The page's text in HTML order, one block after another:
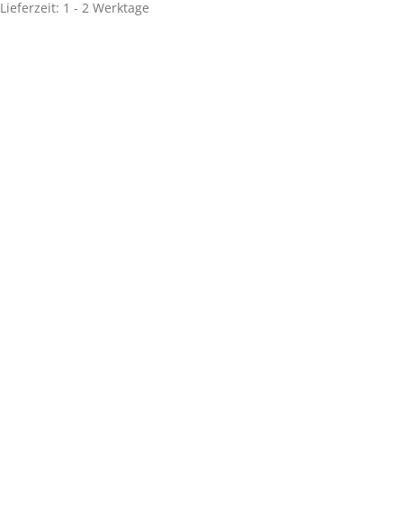
Lieferzeit: 1 - 2 Werktage